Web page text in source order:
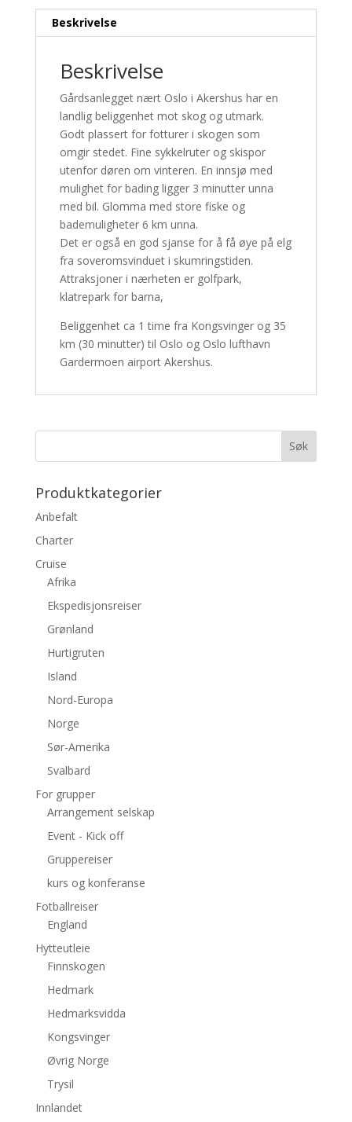
Beskrivelse
Beskrivelse
Gårdsanlegget nært Oslo i Akershus har en
landlig beliggenhet mot skog og utmark.
Godt plassert for fotturer i skogen som
omgir stedet. Fine sykkelruter og skispor
utenfor døren om vinteren. En innsjø med
mulighet for bading ligger 3 minutter unna
med bil. Glomma med store fiske og
bademuligheter 6 km unna.
Det er også en god sjanse for å få øye på elg
fra soveromsvinduet i skumringstiden.
Attraksjoner i nærheten er golfpark,
klatrepark for barna,
Beliggenhet ca 1 time fra Kongsvinger og 35
km (30 minutter) til Oslo og Oslo lufthavn
Gardermoen airport Akershus.
Produktkategorier
Anbefalt
Charter
Cruise
Afrika
Ekspedisjonsreiser
Grønland
Hurtigruten
Island
Nord-Europa
Norge
Sør-Amerika
Svalbard
For grupper
Arrangement selskap
Event - Kick off
Gruppereiser
kurs og konferanse
Fotballreiser
England
Hytteutleie
Finnskogen
Hedmark
Hedmarksvidda
Kongsvinger
Øvrig Norge
Trysil
Innlandet